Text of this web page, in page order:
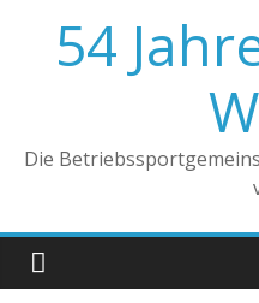
springen54
Die